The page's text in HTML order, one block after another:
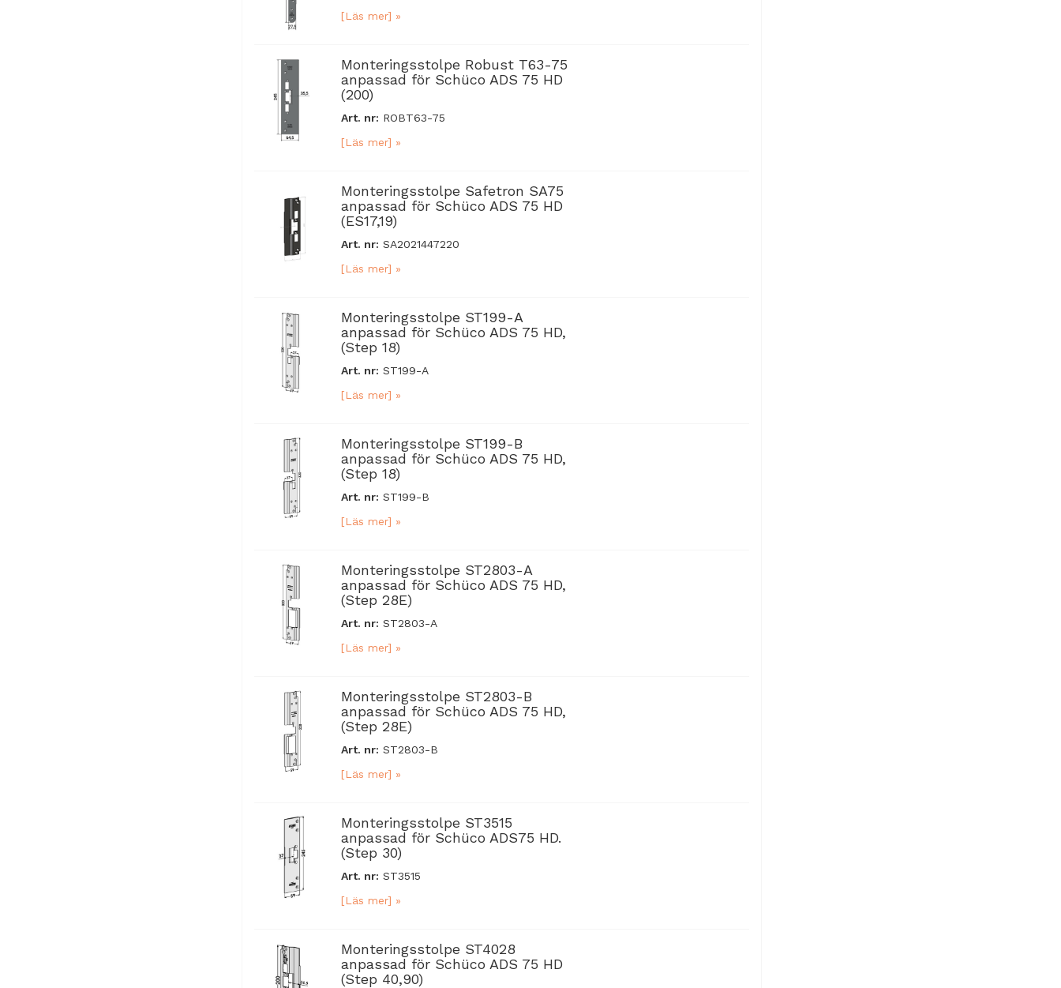
[Läs mer] »
Monteringsstolpe Robust T63-75
anpassad för Schüco ADS 75 HD
(200)
Art. nr: ROBT63-75
[Läs mer] »
Monteringsstolpe Safetron SA75
anpassad för Schüco ADS 75 HD
(ES17,19)
Art. nr: SA2021447220
[Läs mer] »
Monteringsstolpe ST199-A
anpassad för Schüco ADS 75 HD,
(Step 18)
Art. nr: ST199-A
[Läs mer] »
Monteringsstolpe ST199-B
anpassad för Schüco ADS 75 HD,
(Step 18)
Art. nr: ST199-B
[Läs mer] »
Monteringsstolpe ST2803-A
anpassad för Schüco ADS 75 HD,
(Step 28E)
Art. nr: ST2803-A
[Läs mer] »
Monteringsstolpe ST2803-B
anpassad för Schüco ADS 75 HD,
(Step 28E)
Art. nr: ST2803-B
[Läs mer] »
Monteringsstolpe ST3515
anpassad för Schüco ADS75 HD.
(Step 30)
Art. nr: ST3515
[Läs mer] »
Monteringsstolpe ST4028
anpassad för Schüco ADS 75 HD
(Step 40,90)